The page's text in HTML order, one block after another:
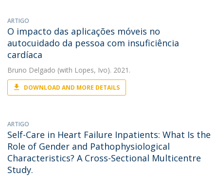
ARTIGO
O impacto das aplicações móveis no
autocuidado da pessoa com insuficiência
cardíaca
Bruno Delgado (with Lopes, Ivo). 2021.
DOWNLOAD AND MORE DETAILS
ARTIGO
Self-Care in Heart Failure Inpatients: What Is the
Role of Gender and Pathophysiological
Characteristics? A Cross-Sectional Multicentre
Study.